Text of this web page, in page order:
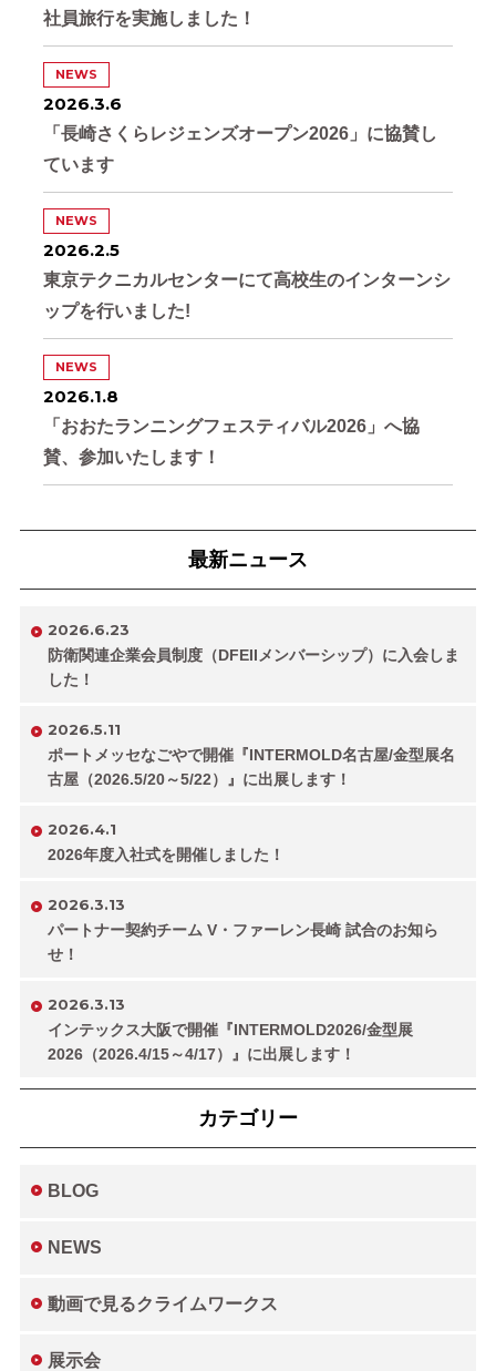
社員旅行を実施しました！
NEWS
2026.3.6
「長崎さくらレジェンズオープン2026」に協賛し
ています
NEWS
2026.2.5
東京テクニカルセンターにて高校生のインターンシ
ップを行いました!
NEWS
2026.1.8
「おおたランニングフェスティバル2026」へ協
賛、参加いたします！
最新ニュース
2026.6.23
防衛関連企業会員制度（DFEIIメンバーシップ）に入会しま
した！
2026.5.11
ポートメッセなごやで開催『INTERMOLD名古屋/金型展名
古屋（2026.5/20～5/22）』に出展します！
2026.4.1
2026年度入社式を開催しました！
2026.3.13
パートナー契約チーム V・ファーレン長崎 試合のお知ら
せ！
2026.3.13
インテックス大阪で開催『INTERMOLD2026/金型展
2026（2026.4/15～4/17）』に出展します！
カテゴリー
BLOG
NEWS
動画で見るクライムワークス
展示会